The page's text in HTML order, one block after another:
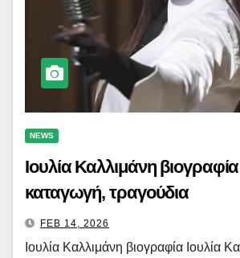
NEWS
Ιουλία Καλλιμάνη
καταγωγή, τραγούδια
FEB 14, 2026
Ιουλία Καλλιμάνη βιογραφία Ιουλία